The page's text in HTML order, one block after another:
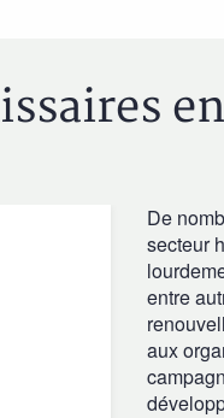
De
secteur
entre
aux